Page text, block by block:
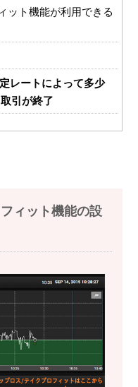
ット機能が利用できる
レートによって多少
引が終了
ィット機能の設